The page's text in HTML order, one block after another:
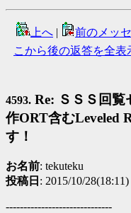
上へ | 前のメッ
こから後の返答を全表
4593. Re: ＳＳＳ回
作ORT含むLeveled
す！
お名前: tekuteku
投稿日 : 2015/10/28(18:11)
------------------------------